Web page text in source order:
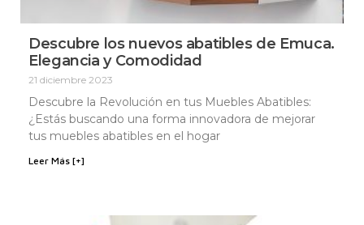
Descubre los nuevos abatibles de Emuca.
Elegancia y Comodidad
21 diciembre 2023
Descubre la Revolución en tus Muebles Abatibles:
¿Estás buscando una forma innovadora de mejorar
tus muebles abatibles en el hogar
Leer Más [+]